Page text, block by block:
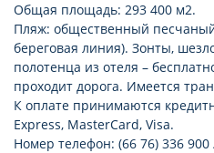
Общая площадь: 293 400 м2.
Пляж: общественный
береговая линия). Зонты,
полотенца из отеля –
проходит дорога. Имеется
К оплате принимаются
Express, MasterCard, Visa.
Номер телефон: (66 76) 336 900